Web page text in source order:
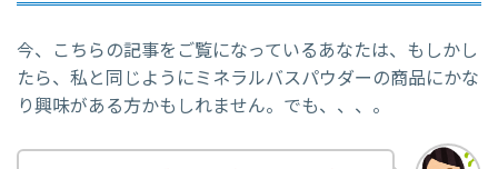
今、こちらの記事をご覧になっているあなたは、もしかし
たら、私と同じようにミネラルバスパウダーの商品にかな
り興味がある方かもしれません。でも、、、。